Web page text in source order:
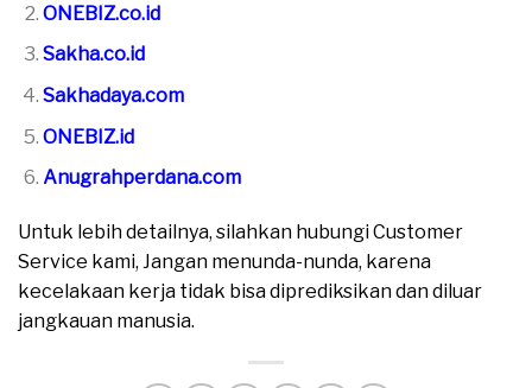
ONEBIZ.co.id
Sakha.co.id
Sakhadaya.com
ONEBIZ.id
Anugrahperdana.com
Untuk lebih detailnya, silahkan hubungi Customer
Service kami, Jangan menunda-nunda, karena
kecelakaan kerja tidak bisa diprediksikan dan diluar
jangkauan manusia.